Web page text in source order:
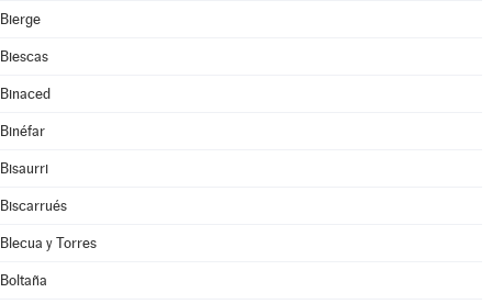
Bierge
Biescas
Binaced
Binéfar
Bisaurri
Biscarrués
Blecua y Torres
Boltaña